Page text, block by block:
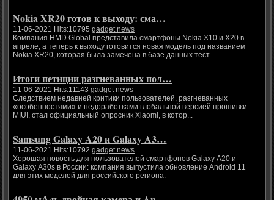
Nokia XR20 готов к выходу: сма…
11-06-2021 Hits:10795gadget news
Компания HMD Global представила смартфоны Nokia X10 и X20 в
апреле, а теперь к выходу готовится новая модель под названием
Nokia XR20, которая была замечена в базе данных тест...
Итоги петиции разгневанных пол…
11-06-2021 Hits:11143gadget news
Следствием недавней критики пользователей, разгневанных
«особенностями» и недоработками глобальной версией прошивки
MIUI, стал официальный опросник Xiaomi, в котор...
Samsung Galaxy A20 и Galaxy A3…
11-06-2021 Hits:10792gadget news
Хорошая новость для пользователей смартфонов Galaxy A20 и
Galaxy A30s в России: компания выпустила обновление Android 11
для этих моделей для российского региона.